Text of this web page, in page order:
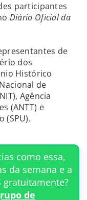
participantes
Diário Oficial da
de
dos
Histórico
de
Agência
(ANTT) e
(SPU).
como essa,
da semana e a
gratuitamente?
de